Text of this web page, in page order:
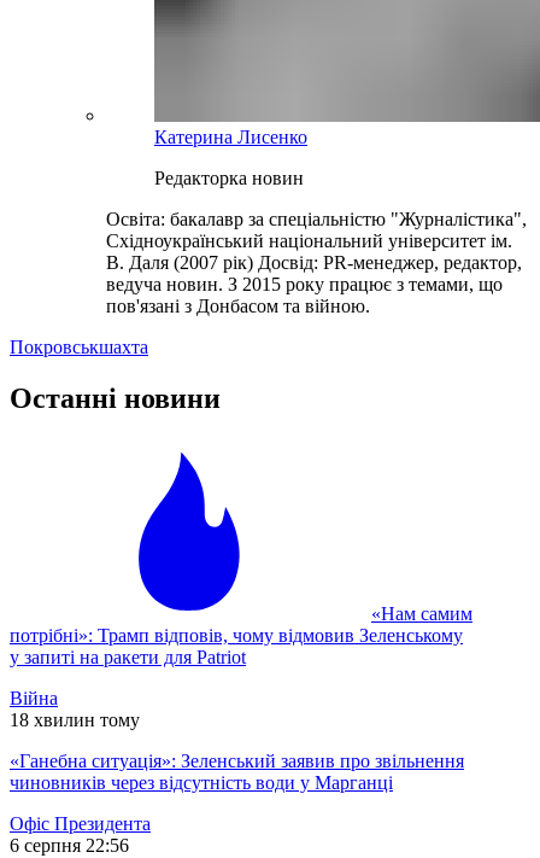
Катерина Лисенко
Редакторка новин
Освіта: бакалавр за спеціальністю "Журналістика",
Східноукраїнський національний університет ім.
В. Даля (2007 рік) Досвід: PR-менеджер, редактор,
ведуча новин. З 2015 року працює з темами, що
пов'язані з Донбасом та війною.
Покровськшахта
Останні новини
«Нам самим
потрібні»: Трамп відповів, чому відмовив Зеленському
у запиті на ракети для Patriot
Війна
18 хвилин тому
«Ганебна ситуація»: Зеленський заявив про звільнення
чиновників через відсутність води у Марганці
Офіс Президента
6 серпня 22:56